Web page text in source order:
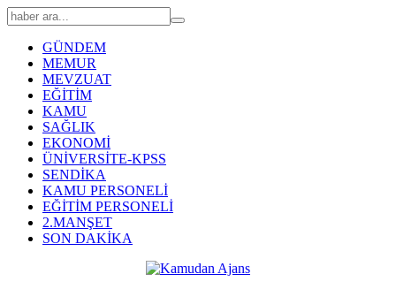
GÜNDEM
MEMUR
MEVZUAT
EĞİTİM
KAMU
SAĞLIK
EKONOMİ
ÜNİVERSİTE-KPSS
SENDİKA
KAMU PERSONELİ
EĞİTİM PERSONELİ
2.MANŞET
SON DAKİKA